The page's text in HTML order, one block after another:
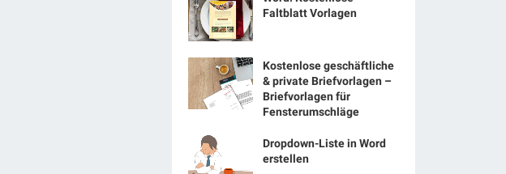
Faltblatt Vorlagen
Kostenlose geschäftliche
& private Briefvorlagen –
Briefvorlagen für
Fensterumschläge
Dropdown-Liste in Word
erstellen